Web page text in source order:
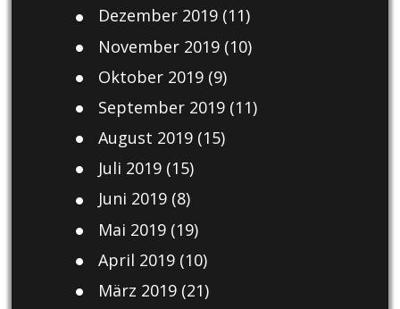
Dezember 2019(11)
November 2019(10)
Oktober 2019(9)
September 2019(11)
August 2019(15)
Juli 2019(15)
Juni 2019(8)
Mai 2019(19)
April 2019(10)
März 2019(21)